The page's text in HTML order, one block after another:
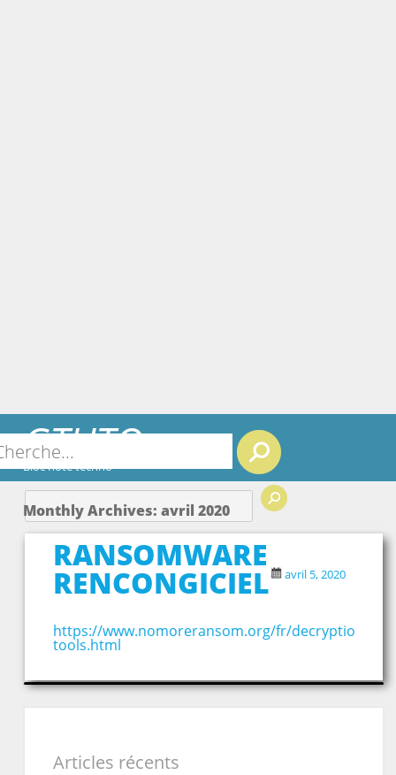
GTUTO
Bloc note techno
Search
Monthly Archives:avril 2020
RANSOMWARE
RENCONGICIEL avril 5, 2020
https://www.nomoreransom.org/fr/decryption-
tools.html
Articles récents